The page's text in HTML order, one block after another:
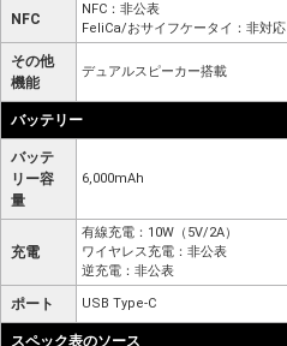
NFC
NFC：非公表
FeliCa/おサイフケータイ：非対応
その他
機能
デュアルスピーカー搭載
バッテリー
バッテ
リー容
量
6,000mAh
充電
有線充電：10W（5V/2A）
ワイヤレス充電：非公表
逆充電：非公表
ポート USB Type-C
スペック表のソース